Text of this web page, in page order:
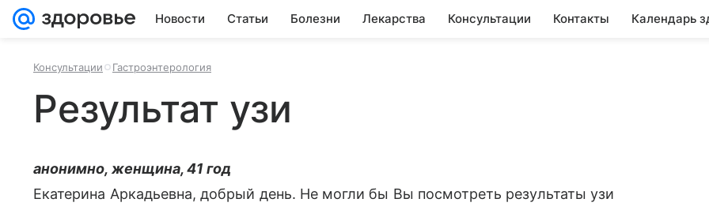
Новости Статьи Болезни Лекарства Консультации Контакты Календарь
Консультации Гастроэнтерология
Результат узи
анонимно, женщина, 41 год
Екатерина Аркадьевна, добрый день. Не могли бы Вы посмотреть результаты узи